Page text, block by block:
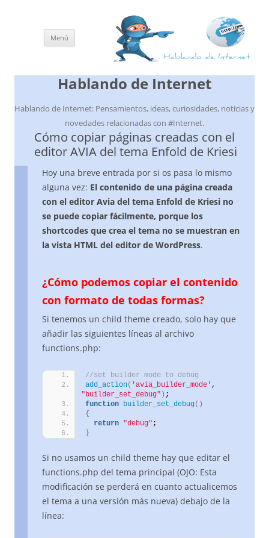
Hablando de Internet
Hablando de Internet: Pensamientos, ideas, curiosidades, noticias y
novedades relacionadas con #Internet.
Menú
Cómo copiar páginas creadas con el
editor AVIA del tema Enfold de Kriesi
Hoy una breve entrada por si os pasa lo mismo
alguna vez: El contenido de una página creada
con el editor Avia del tema Enfold de Kriesi no
se puede copiar fácilmente, porque los
shortcodes que crea el tema no se muestran en
la vista HTML del editor de WordPress.
¿Cómo podemos copiar el contenido
con formato de todas formas?
Si tenemos un child theme creado, solo hay que
añadir las siguientes líneas al archivo
functions.php:
//set builder mode to debug
add_action( 'avia_builder_mode'
"builder_set_debug" ) ;
function builder_set_debug()
{
return "debug" ;
}
Si no usamos un child theme hay que editar el
functions.php del tema principal (OJO: Esta
modificación se perderá en cuanto actualicemos
el tema a una versión más nueva) debajo de la
línea: